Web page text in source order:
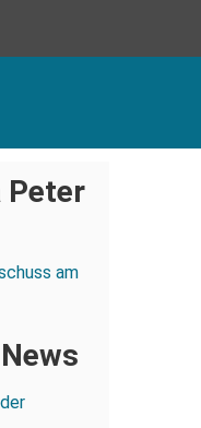
Peter
am